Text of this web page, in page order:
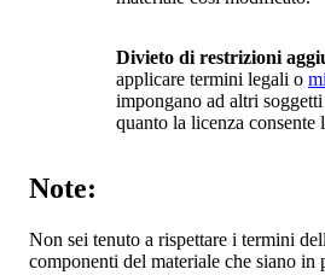
Divieto di restrizioni
applicare termini legali o
impongano ad altri
quanto la licenza consente
Note:
Non sei tenuto a rispettare i termini
componenti del materiale che siano